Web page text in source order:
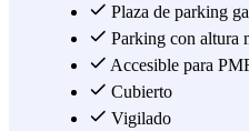
de Madrid, tiene los principales
Vía, Callao, Plaza España, el
este será tu parking si estás
a ver el Rey León, ¡ya que este
de Vega! Aunque, también te
Plaza de parking
Parking con altura
Accesible para
Cubierto
Vigilado